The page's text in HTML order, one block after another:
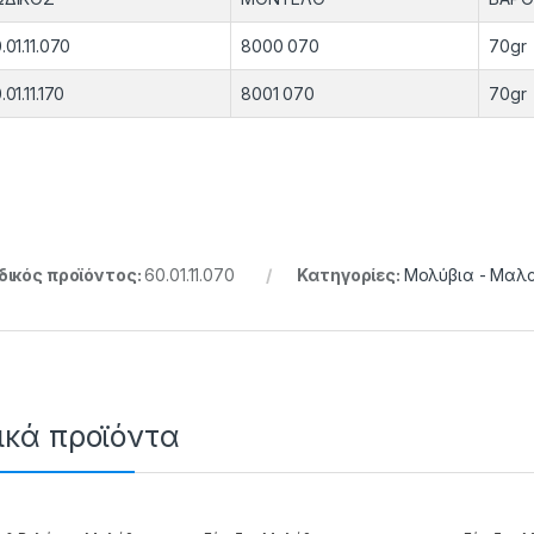
8000 070 70gr
8001 070 70gr
προϊόντος:60.01.11.070 Κατηγορίες: Μολύβια -
προϊόντα